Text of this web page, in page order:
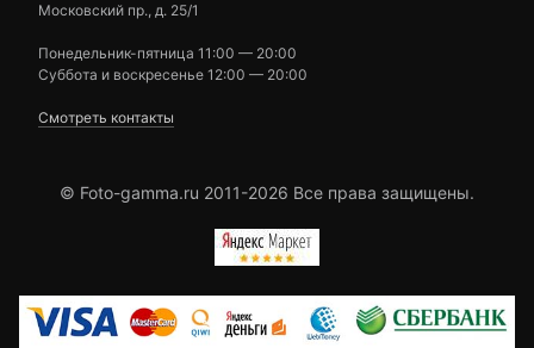
Московский пр., д. 25/1
Понедельник-пятница 11:00 — 20:00
Суббота и воскресенье 12:00 — 20:00
Смотреть контакты
© Foto-gamma.ru 2011-2026 Все права защищены.